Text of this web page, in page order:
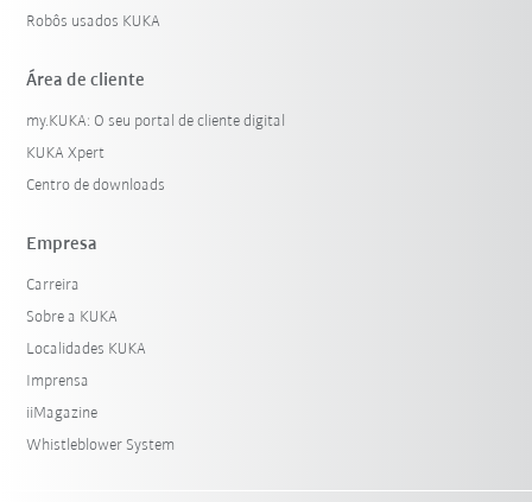
Robôs usados KUKA
Área de cliente
my.KUKA: O seu portal de cliente digital
KUKA Xpert
Centro de downloads
Empresa
Carreira
Sobre a KUKA
Localidades KUKA
Imprensa
iiMagazine
Whistleblower System